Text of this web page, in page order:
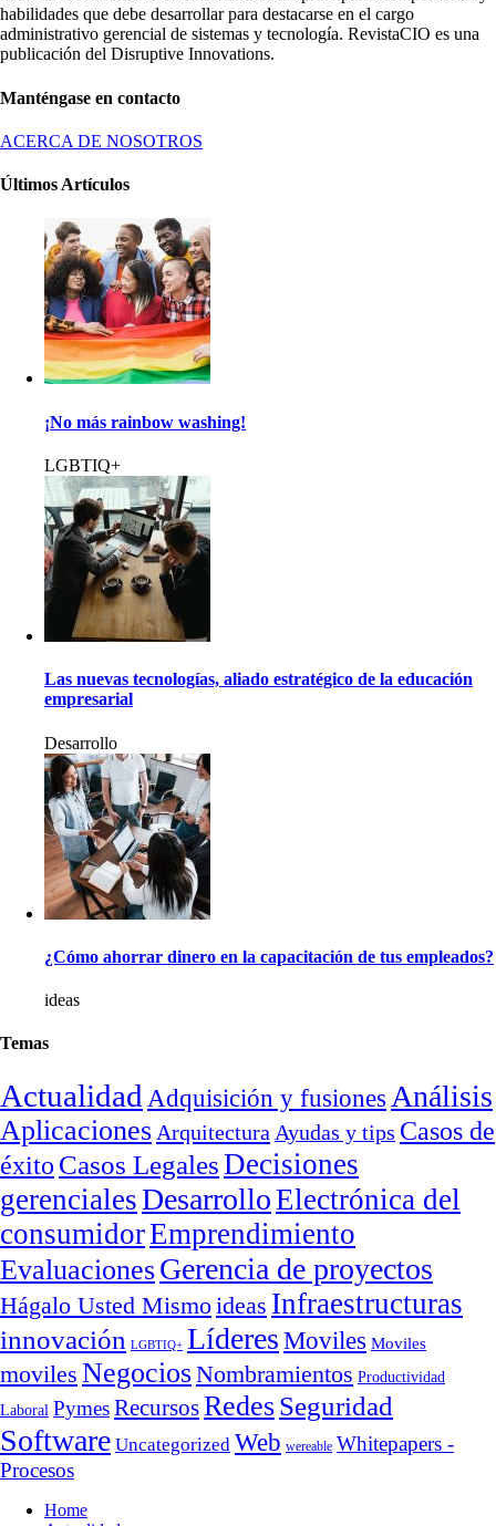
habilidades que debe desarrollar para destacarse en el cargo
administrativo gerencial de sistemas y tecnología. RevistaCIO es una
publicación del Disruptive Innovations.
Manténgase en contacto
ACERCA DE NOSOTROS
Últimos Artículos
¡No más rainbow washing!
LGBTIQ+
Las nuevas tecnologías, aliado estratégico de la educación
empresarial
Desarrollo
¿Cómo ahorrar dinero en la capacitación de tus empleados?
ideas
Temas
Actualidad Adquisición y fusiones Análisis
Aplicaciones Arquitectura Ayudas y tips Casos de
éxito Casos LegalesDecisiones
gerencialesDesarrolloElectrónica del
consumidorEmprendimiento
EvaluacionesGerencia de proyectos
Hágalo Usted Mismoideas Infraestructuras
innovación LGBTIQ+ LíderesMoviles Moviles
moviles NegociosNombramientos Productividad
Laboral PymesRecursosRedesSeguridad
Software Uncategorized Web wereable Whitepapers -
Procesos
Home